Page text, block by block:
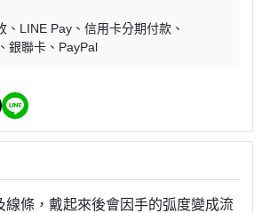
LINE Pay
信用卡分期付款
銀聯卡 PayPal
線條，戴起來後會因手的弧度變成流